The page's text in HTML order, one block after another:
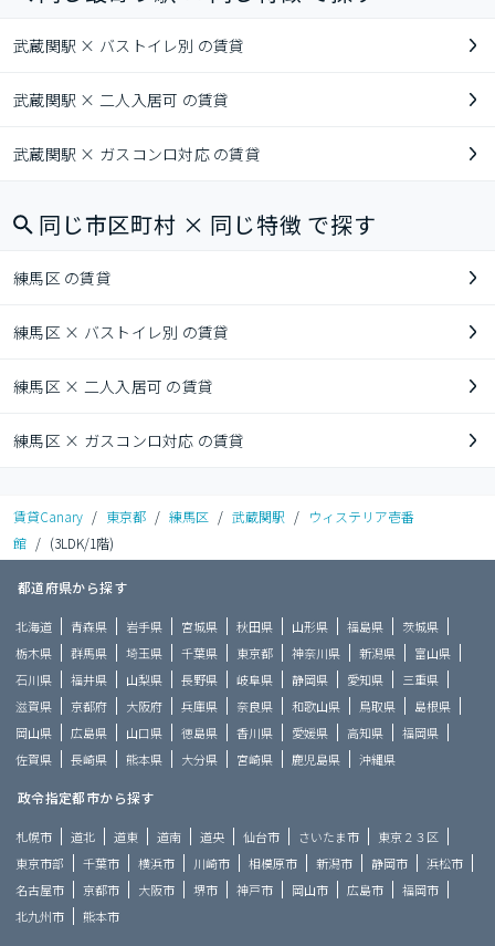
武蔵関駅 × バストイレ別 の賃貸
武蔵関駅 × 二人入居可 の賃貸
武蔵関駅 × ガスコンロ対応 の賃貸
同じ市区町村 × 同じ特徴 で探す
練馬区 の賃貸
練馬区 × バストイレ別 の賃貸
練馬区 × 二人入居可 の賃貸
練馬区 × ガスコンロ対応 の賃貸
賃貸Canary / 東京都 / 練馬区 / 武蔵関駅 / ウィステリア壱番
館 / (3LDK/1階)
都道府県から探す
北海道 青森県 岩手県 宮城県 秋田県 山形県 福島県
茨城県
栃木県
群馬県 埼玉県 千葉県 東京都 神奈川県 新潟県
富山県
石川県
福井県 山梨県 長野県 岐阜県 静岡県 愛知県
三重県
滋賀県
京都府 大阪府 兵庫県 奈良県 和歌山県 鳥取県
島根県
岡山県
広島県 山口県 徳島県 香川県 愛媛県 高知県
福岡県
佐賀県
長崎県 熊本県 大分県 宮崎県 鹿児島県 沖縄県
政令指定都市から探す
札幌市 道北 道東 道南 道央 仙台市 さいたま市
東京２３区
東京市部
千葉市 横浜市 川崎市 相模原市 新潟市 静岡市
浜松市
名古屋市
京都市 大阪市 堺市 神戸市 岡山市 広島市
福岡市
北九州市
熊本市